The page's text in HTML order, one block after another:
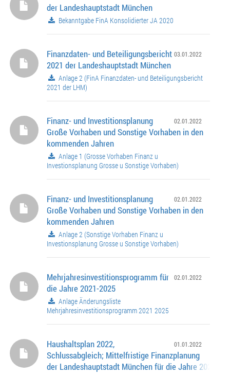
der Landeshauptstadt München
Bekanntgabe FinA Konsolidierter JA 2020
03.01.2022
Finanzdaten- und Beteiligungsbericht
2021 der Landeshauptstadt München
Anlage 2 (FinA Finanzdaten- und Beteiligungsbericht
2021 der LHM)
02.01.2022
Finanz- und Investitionsplanung
Große Vorhaben und Sonstige Vorhaben in den
kommenden Jahren
Anlage 1 (Grosse Vorhaben Finanz u
Investionsplanung Grosse u Sonstige Vorhaben)
02.01.2022
Finanz- und Investitionsplanung
Große Vorhaben und Sonstige Vorhaben in den
kommenden Jahren
Anlage 2 (Sonstige Vorhaben Finanz u
Investionsplanung Grosse u Sonstige Vorhaben)
02.01.2022
Mehrjahresinvestitionsprogramm für
die Jahre 2021-2025
Anlage Änderungsliste
Mehrjahresinvestitionsprogramm 2021 2025
01.01.2022
Haushaltsplan 2022,
Schlussabgleich; Mittelfristige Finanzplanung
der Landeshauptstadt München für die Jahre 2021 -